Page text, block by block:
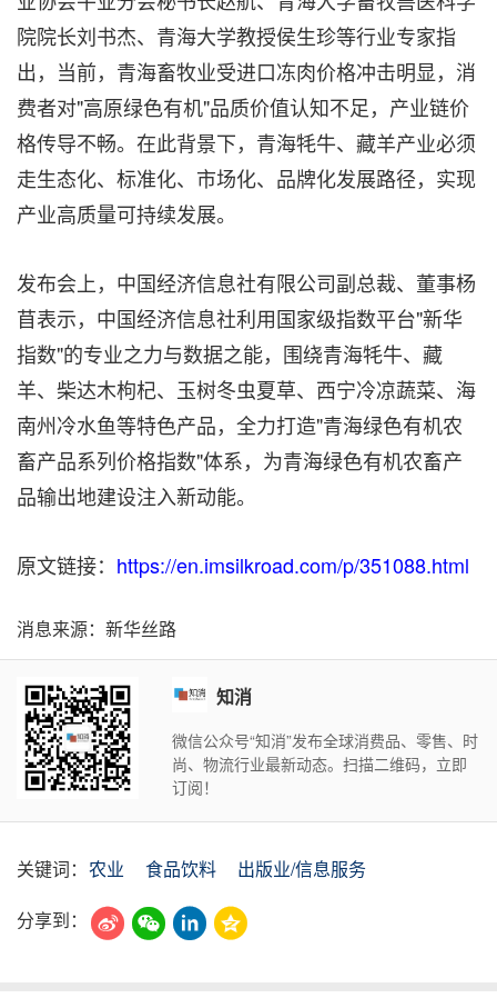
院院长刘书杰、青海大学教授侯生珍等行业专家指
出，当前，青海畜牧业受进口冻肉价格冲击明显，消
费者对"高原绿色有机"品质价值认知不足，产业链价
格传导不畅。在此背景下，青海牦牛、藏羊产业必须
走生态化、标准化、市场化、品牌化发展路径，实现
产业高质量可持续发展。
发布会上，中国经济信息社有限公司副总裁、董事杨
苜表示，中国经济信息社利用国家级指数平台"新华
指数"的专业之力与数据之能，围绕青海牦牛、藏
羊、柴达木枸杞、玉树冬虫夏草、西宁冷凉蔬菜、海
南州冷水鱼等特色产品，全力打造"青海绿色有机农
畜产品系列价格指数"体系，为青海绿色有机农畜产
品输出地建设注入新动能。
原文链接： https://en.imsilkroad.com/p/351088.html
消息来源：新华丝路
知消
微信公众号“知消”发布全球消费品、零售、时
尚、物流行业最新动态。扫描二维码，立即
订阅！
关键词： 农业 食品饮料
出版业/信息服务
分享到：